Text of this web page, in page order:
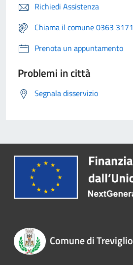
Richiedi Assistenza
Chiama il comune 0363 3171
Prenota un appuntamento
Problemi in città
Segnala disservizio
Comune di Treviglio